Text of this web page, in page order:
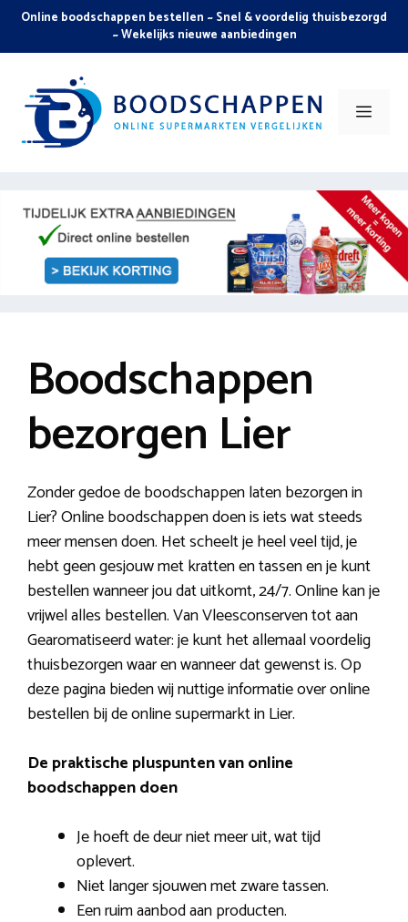
Skip
content
Online boodschappen bestellen ~ Snel & voordelig thuisbezorgd
~ Wekelijks nieuwe aanbiedingen
Menu
Boodschappen
bezorgen Lier
Zonder gedoe de boodschappen laten bezorgen in
Lier? Online boodschappen doen is iets wat steeds
meer mensen doen. Het scheelt je heel veel tijd, je
hebt geen gesjouw met kratten en tassen en je kunt
bestellen wanneer jou dat uitkomt, 24/7. Online kan je
vrijwel alles bestellen. Van Vleesconserven tot aan
Gearomatiseerd water: je kunt het allemaal voordelig
thuisbezorgen waar en wanneer dat gewenst is. Op
deze pagina bieden wij nuttige informatie over online
bestellen bij de online supermarkt in Lier.
De praktische pluspunten van online
boodschappen doen
Je hoeft de deur niet meer uit, wat tijd
oplevert.
Niet langer sjouwen met zware tassen.
Een ruim aanbod aan producten.